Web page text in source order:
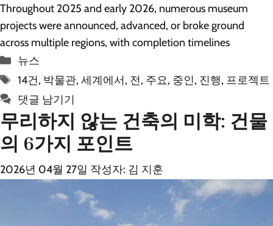
Throughout 2025 and early 2026, numerous museum
projects were announced, advanced, or broke ground
across multiple regions, with completion timelines
카
테
리
뉴스
태
그
14건, 박물관, 세계에서, 전, 주요, 중인, 진행, 프로젝트
댓글 남기기
무리하지 않는 건축의 미학: 건물
의 6가지 포인트
2026년 04월 27일 작성자: 김 지훈